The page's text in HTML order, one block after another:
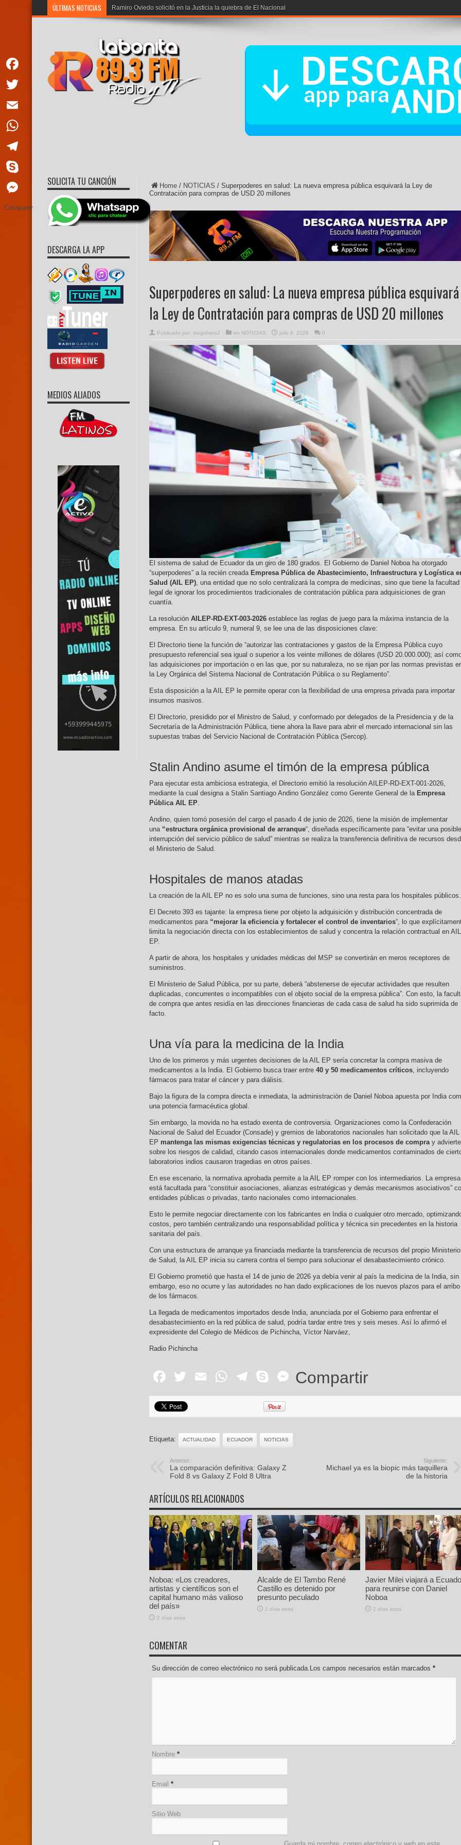
ÚLTIMAS NOTICIAS Ramiro Oviedo solicitó en la Justicia la quiebra de El Nacional
Home / NOTICIAS / Superpoderes en salud: La nueva empresa pública esquivará la Ley de
Contratación para compras de USD 20 millones
Superpoderes en salud: La nueva empresa pública esquivará
la Ley de Contratación para compras de USD 20 millones
Publicado por: diegoharo2 en NOTICIAS julio 6, 2026 0
El sistema de salud de Ecuador da un giro de 180 grados. El Gobierno de Daniel Noboa ha otorgado
“superpoderes” a la recién creada Empresa Pública de Abastecimiento, Infraestructura y Logística
Salud (AIL EP) , una entidad que no solo centralizará la compra de medicinas, sino que tiene la facultad
legal de ignorar los procedimientos tradicionales de contratación pública para adquisiciones de gran
cuantía.
La resolución AILEP-RD-EXT-003-2026 establece las reglas de juego para la máxima instancia de la
empresa. En su artículo 9, numeral 9, se lee una de las disposiciones clave:
El Directorio tiene la función de “autorizar las contrataciones y gastos de la Empresa Pública cuyo
presupuesto referencial sea igual o superior a los veinte millones de dólares (USD 20.000.000); así
las adquisiciones por importación o en las que, por su naturaleza, no se rijan por las normas previstas
la Ley Orgánica del Sistema Nacional de Contratación Pública o su Reglamento”.
Esta disposición a la AIL EP le permite operar con la flexibilidad de una empresa privada para importar
insumos masivos.
El Directorio, presidido por el Ministro de Salud, y conformado por delegados de la Presidencia y de la
Secretaría de la Administración Pública, tiene ahora la llave para abrir el mercado internacional sin las
supuestas trabas del Servicio Nacional de Contratación Pública (Sercop).
Stalin Andino asume el timón de la empresa pública
Para ejecutar esta ambiciosa estrategia, el Directorio emitió la resolución AILEP-RD-EXT-001-2026,
mediante la cual designa a Stalin Santiago Andino González como Gerente General de la Empresa
Pública AIL EP
Andino, quien tomó posesión del cargo el pasado 4 de junio de 2026, tiene la misión de implementar
una “estructura orgánica provisional de arranque“, diseñada específicamente para “evitar una posible
interrupción del servicio público de salud” mientras se realiza la transferencia definitiva de recursos
el Ministerio de Salud.
Hospitales de manos atadas
La creación de la AIL EP no es solo una suma de funciones, sino una resta para los hospitales públicos.
El Decreto 393 es tajante: la empresa tiene por objeto la adquisición y distribución concentrada de
medicamentos para “mejorar la eficiencia y fortalecer el control de inventarios“, lo que
limita la negociación directa con los establecimientos de salud y concentra la relación contractual en AIL
EP.
A partir de ahora, los hospitales y unidades médicas del MSP se convertirán en meros receptores de
suministros.
El Ministerio de Salud Pública, por su parte, deberá “abstenerse de ejecutar actividades que resulten
duplicadas, concurrentes o incompatibles con el objeto social de la empresa pública”. Con esto, la
de compra que antes residía en las direcciones financieras de cada casa de salud ha sido suprimida de
facto.
Una vía para la medicina de la India
Uno de los primeros y más urgentes decisiones de la AIL EP sería concretar la compra masiva de
medicamentos a la India. El Gobierno busca traer entre 40 y 50 medicamentos críticos , incluyendo
fármacos para tratar el cáncer y para diálisis.
Bajo la figura de la compra directa e inmediata, la administración de Daniel Noboa apuesta por India
una potencia farmacéutica global.
Sin embargo, la movida no ha estado exenta de controversia. Organizaciones como la Confederación
Nacional de Salud del Ecuador (Consade) y gremios de laboratorios nacionales han solicitado que la AIL
EP mantenga las mismas exigencias técnicas y regulatorias en los procesos de compra y
sobre los riesgos de calidad, citando casos internacionales donde medicamentos contaminados de
laboratorios indios causaron tragedias en otros países.
En ese escenario, la normativa aprobada permite a la AIL EP romper con los intermediarios. La empresa
está facultada para “constituir asociaciones, alianzas estratégicas y demás mecanismos asociativos”
entidades públicas o privadas, tanto nacionales como internacionales.
Esto le permite negociar directamente con los fabricantes en India o cualquier otro mercado,
costos, pero también centralizando una responsabilidad política y técnica sin precedentes en la historia
sanitaria del país.
Con una estructura de arranque ya financiada mediante la transferencia de recursos del propio Ministerio
de Salud, la AIL EP inicia su carrera contra el tiempo para solucionar el desabastecimiento crónico.
El Gobierno prometió que hasta el 14 de junio de 2026 ya debía venir al país la medicina de la India, sin
embargo, eso no ocurre y las autoridades no han dado explicaciones de los nuevos plazos para el arribo
de los fármacos.
La llegada de medicamentos importados desde India, anunciada por el Gobierno para enfrentar el
desabastecimiento en la red pública de salud, podría tardar entre tres y seis meses. Así lo afirmó el
expresidente del Colegio de Médicos de Pichincha, Víctor Narváez,
Radio Pichincha
Facebook
Twitter
EmailWhatsApp
Telegram
SkypeMessenger
Compartir
Etiqueta: ACTUALIDAD ECUADOR NOTICIAS
Anterior:
La comparación definitiva: Galaxy Z
Fold 8 vs Galaxy Z Fold 8 Ultra
Siguiente:
Michael ya es la biopic más taquillera
de la historia
ARTÍCULOS RELACIONADOS
Noboa: «Los creadores,
artistas y científicos son el
capital humano más valioso
del país»
2 días atras
Alcalde de El Tambo René
Castillo es detenido por
presunto peculado
2 días atras
Javier Milei viajará a
para reunirse con Daniel
Noboa
2 días atras
COMENTAR
Su dirección de correo electrónico no será publicada.Los campos necesarios están marcados *
Nombre *
Email *
Sitio Web
SOLICITA TU CANCIÓN
DESCARGA LA APP
MEDIOS ALIADOS
Facebook
Twitter
Email
WhatsApp
Telegram
Skype
Messenger
Compartir